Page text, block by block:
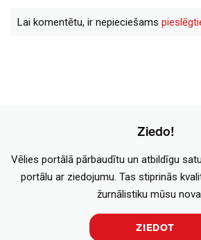
Lai komentētu, ir nepieciešams
Ziedo!
Vēlies portālā pārbaudītu un atbildīgu
portālu ar ziedojumu. Tas stiprinās
žurnālistiku mūsu
ZIEDOT